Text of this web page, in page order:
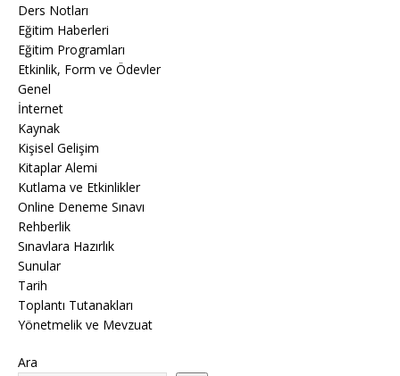
Ders Notları
Eğitim Haberleri
Eğitim Programları
Etkinlik, Form ve Ödevler
Genel
İnternet
Kaynak
Kişisel Gelişim
Kitaplar Alemi
Kutlama ve Etkinlikler
Online Deneme Sınavı
Rehberlik
Sınavlara Hazırlık
Sunular
Tarih
Toplantı Tutanakları
Yönetmelik ve Mevzuat
Ara